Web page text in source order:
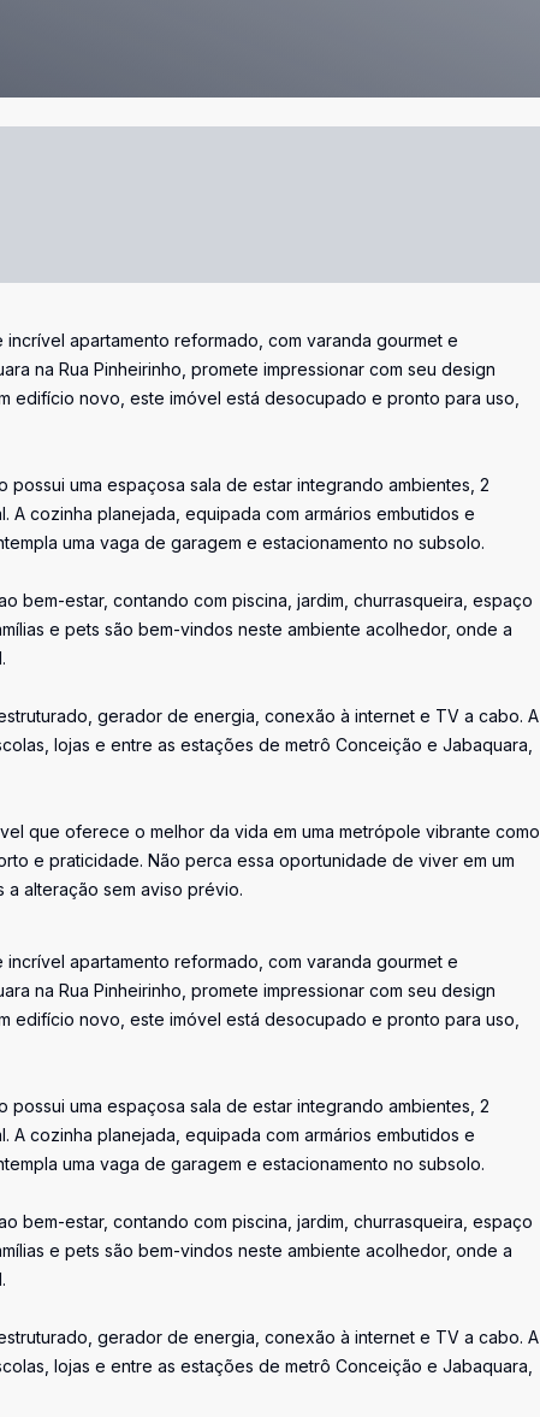
apartamento reformado, com varanda gourmet e
na Rua Pinheirinho, promete impressionar com seu design
edifício novo, este imóvel está desocupado e pronto para uso,
uma espaçosa sala de estar integrando ambientes, 2
cozinha planejada, equipada com armários embutidos e
uma vaga de garagem e estacionamento no subsolo.
bem-estar, contando com piscina, jardim, churrasqueira, espaço
e pets são bem-vindos neste ambiente acolhedor, onde a
gerador de energia, conexão à internet e TV a cabo. A
lojas e entre as estações de metrô Conceição e Jabaquara,
que oferece o melhor da vida em uma metrópole vibrante como
e praticidade. Não perca essa oportunidade de viver em um
alteração sem aviso prévio.
apartamento reformado, com varanda gourmet e
na Rua Pinheirinho, promete impressionar com seu design
edifício novo, este imóvel está desocupado e pronto para uso,
uma espaçosa sala de estar integrando ambientes, 2
cozinha planejada, equipada com armários embutidos e
uma vaga de garagem e estacionamento no subsolo.
bem-estar, contando com piscina, jardim, churrasqueira, espaço
e pets são bem-vindos neste ambiente acolhedor, onde a
gerador de energia, conexão à internet e TV a cabo. A
lojas e entre as estações de metrô Conceição e Jabaquara,